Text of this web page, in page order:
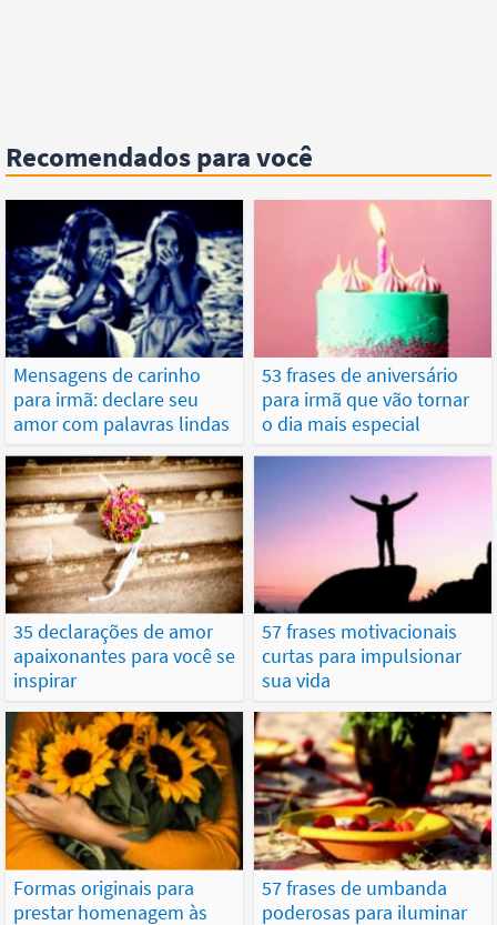
Recomendados para você
Mensagens de carinho
para irmã: declare seu
amor com palavras lindas
53 frases de aniversário
para irmã que vão tornar
o dia mais especial
35 declarações de amor
apaixonantes para você se
inspirar
57 frases motivacionais
curtas para impulsionar
sua vida
Formas originais para
prestar homenagem às
57 frases de umbanda
poderosas para iluminar